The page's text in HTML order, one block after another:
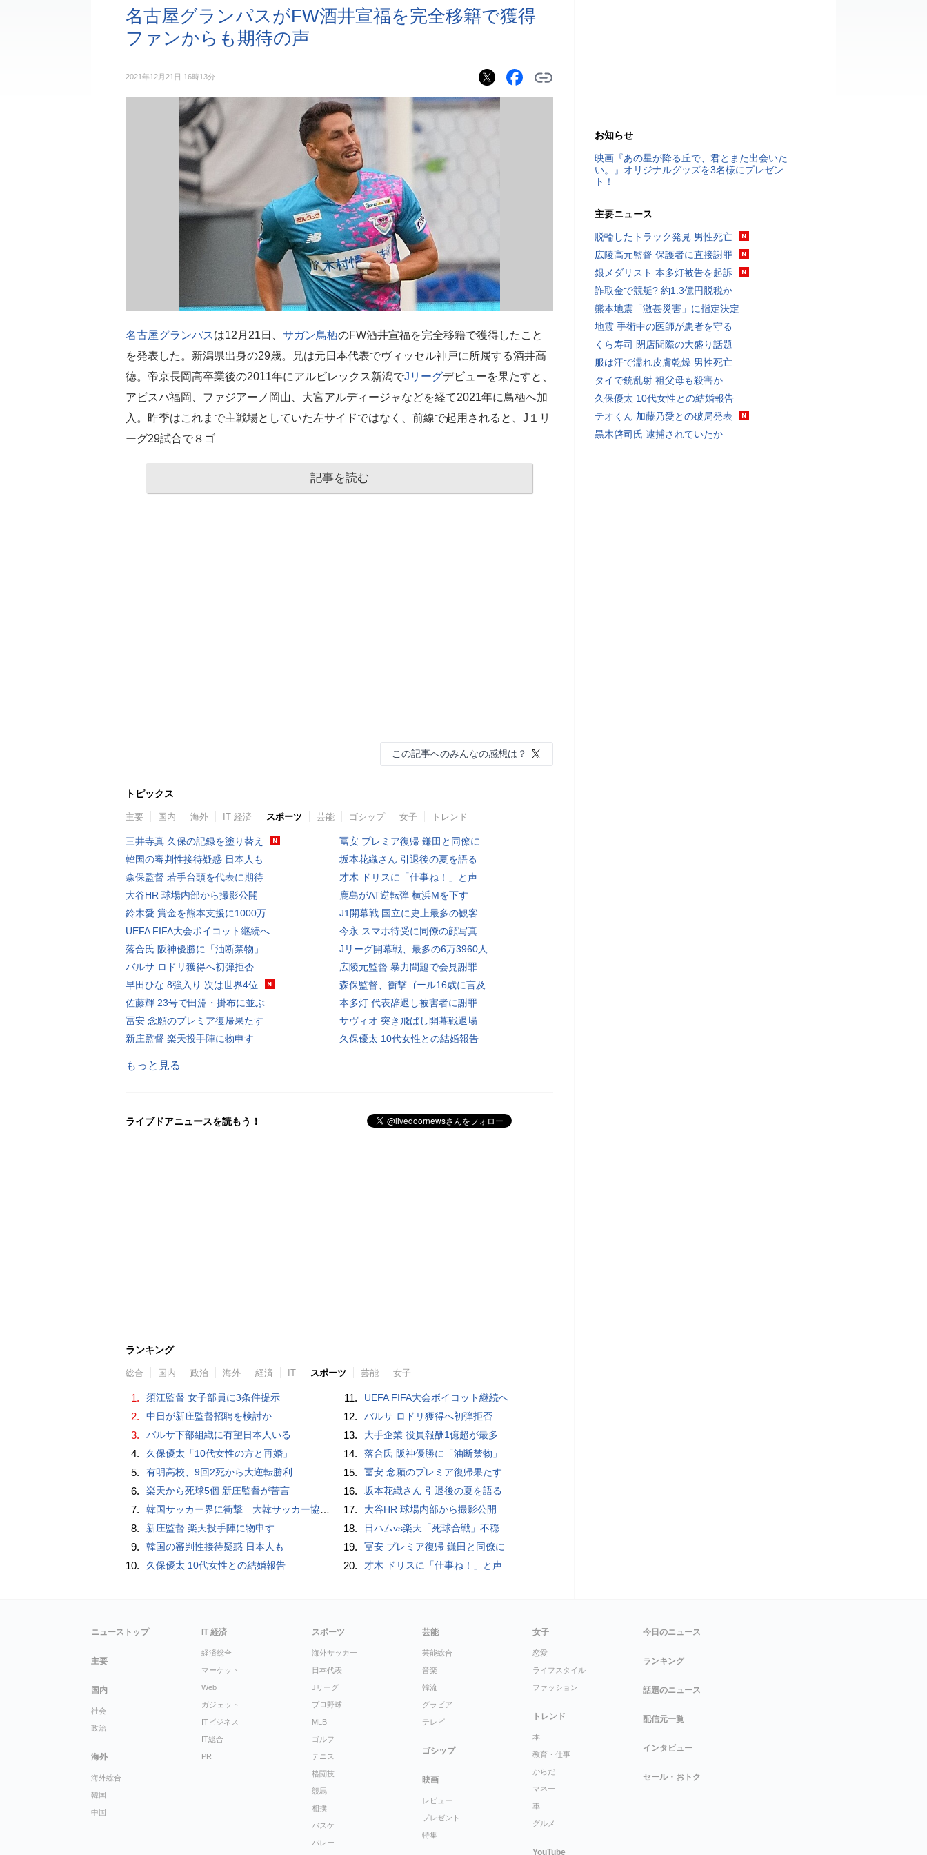
名古屋グランパスがFW酒井宣福を完全移籍で獲得
ファンからも期待の声
2021年12月21日 16時13分
名古屋グランパスは12月21日、 サガン鳥栖のFW酒井宣福を完全移籍で獲得したこと
を発表した。新潟県出身の29歳。兄は元日本代表でヴィッセル神戸に所属する酒井高
徳。帝京長岡高卒業後の2011年にアルビレックス新潟でJリーグデビューを果たすと、
アビスパ福岡、ファジアーノ岡山、大宮アルディージャなどを経て2021年に鳥栖へ加
入。昨季はこれまで主戦場としていた左サイドではなく、前線で起用されると、J１リ
ーグ29試合で８ゴ
記事を読む
この記事へのみんなの感想は？
トピックス
主要 国内 海外 IT 経済 スポーツ 芸能 ゴシップ 女子 トレンド
三井寺真 久保の記録を塗り替え
韓国の審判性接待疑惑 日本人も
森保監督 若手台頭を代表に期待
大谷HR 球場内部から撮影公開
鈴木愛 賞金を熊本支援に1000万
UEFA FIFA大会ボイコット継続へ
落合氏 阪神優勝に「油断禁物」
バルサ ロドリ獲得へ初弾拒否
早田ひな 8強入り 次は世界4位
佐藤輝 23号で田淵・掛布に並ぶ
冨安 念願のプレミア復帰果たす
新庄監督 楽天投手陣に物申す
冨安 プレミア復帰 鎌田と同僚に
坂本花織さん 引退後の夏を語る
才木 ドリスに「仕事ね！」と声
鹿島がAT逆転弾 横浜Mを下す
J1開幕戦 国立に史上最多の観客
今永 スマホ待受に同僚の顔写真
Jリーグ開幕戦、最多の6万3960人
広陵元監督 暴力問題で会見謝罪
森保監督、衝撃ゴール16歳に言及
本多灯 代表辞退し被害者に謝罪
サヴィオ 突き飛ばし開幕戦退場
久保優太 10代女性との結婚報告
もっと見る
ライブドアニュースを読もう！
ランキング
総合 国内 政治 海外 経済 IT スポーツ 芸能 女子
1. 須江監督 女子部員に3条件提示
2. 中日が新庄監督招聘を検討か
3. バルサ下部組織に有望日本人いる
4. 久保優太「10代女性の方と再婚」
5. 有明高校、9回2死から大逆転勝利
6. 楽天から死球5個 新庄監督が苦言
7. 韓国サッカー界に衝撃 大韓サッカー協会に外国人審判への“性的接待”疑惑 韓国メディアが報道
8. 新庄監督 楽天投手陣に物申す
9. 韓国の審判性接待疑惑 日本人も
10. 久保優太 10代女性との結婚報告
11. UEFA FIFA大会ボイコット継続へ
12. バルサ ロドリ獲得へ初弾拒否
13. 大手企業 役員報酬1億超が最多
14. 落合氏 阪神優勝に「油断禁物」
15. 冨安 念願のプレミア復帰果たす
16. 坂本花織さん 引退後の夏を語る
17. 大谷HR 球場内部から撮影公開
18. 日ハムvs楽天「死球合戦」不穏
19. 冨安 プレミア復帰 鎌田と同僚に
20. 才木 ドリスに「仕事ね！」と声
お知らせ
映画『あの星が降る丘で、君とまた出会いた
い。』オリジナルグッズを3名様にプレゼン
ト！
主要ニュース
脱輪したトラック発見 男性死亡
広陵高元監督 保護者に直接謝罪
銀メダリスト 本多灯被告を起訴
詐取金で競艇? 約1.3億円脱税か
熊本地震「激甚災害」に指定決定
地震 手術中の医師が患者を守る
くら寿司 閉店間際の大盛り話題
服は汗で濡れ皮膚乾燥 男性死亡
タイで銃乱射 祖父母も殺害か
久保優太 10代女性との結婚報告
テオくん 加藤乃愛との破局発表
黒木啓司氏 逮捕されていたか
ニューストップ
主要
国内
社会
政治
海外
海外総合
韓国
中国
IT 経済
経済総合
マーケット
Web
ガジェット
ITビジネス
IT総合
PR
スポーツ
海外サッカー
日本代表
Jリーグ
プロ野球
MLB
ゴルフ
テニス
格闘技
競馬
相撲
バスケ
バレー
芸能
芸能総合
音楽
韓流
グラビア
テレビ
ゴシップ
映画
レビュー
プレゼント
特集
女子
恋愛
ライフスタイル
ファッション
トレンド
本
教育・仕事
からだ
マネー
車
グルメ
YouTube
今日のニュース
ランキング
話題のニュース
配信元一覧
インタビュー
セール・おトク